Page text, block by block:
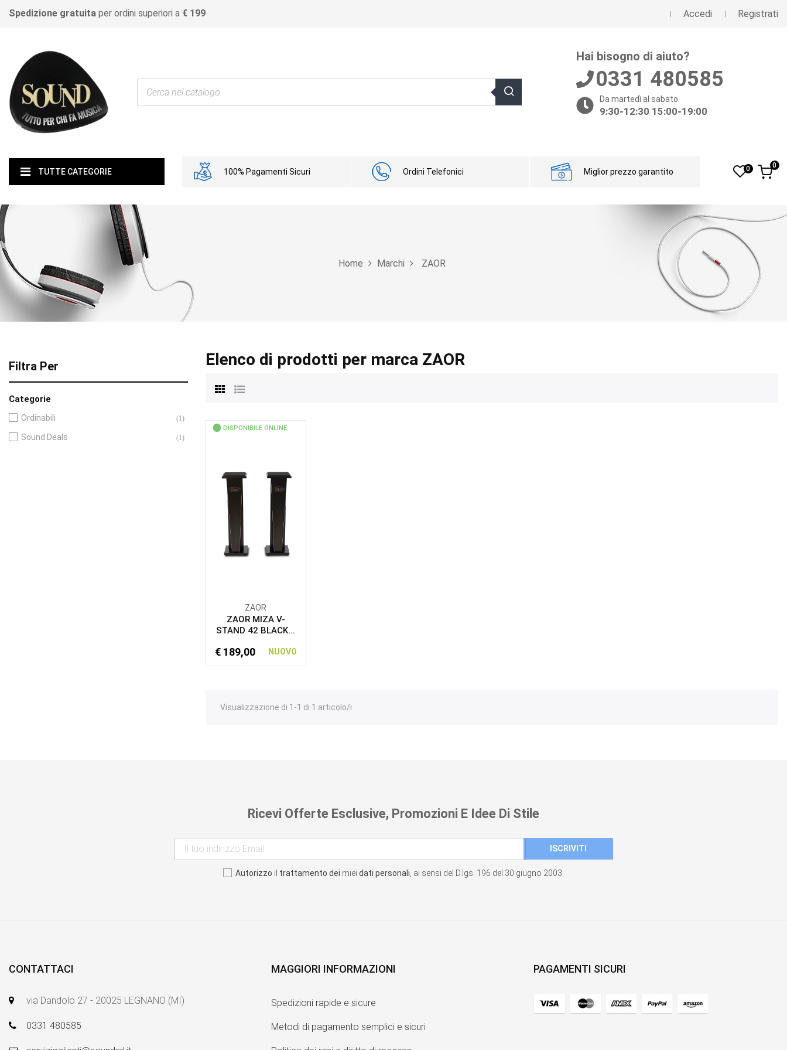
Spedizione gratuita per ordini superiori a € 199 Accedi Registrati
Hai bisogno di aiuto?
0331 480585
Da martedì al sabato.
9:30-12:30 15:00-19:00
TUTTE CATEGORIE 100% Pagamenti Sicuri Ordini Telefonici Miglior prezzo garantito 0 0
Home Marchi ZAOR
Filtra Per
Categorie
Ordinabili (1)
Sound Deals (1)
Elenco di prodotti per marca ZAOR
DISPONIBILE ONLINE
ZAOR
ZAOR MIZA V-
STAND 42 BLACK...
€ 189,00 NUOVO
Visualizzazione di 1-1 di 1 articolo/i
Ricevi Offerte Esclusive, Promozioni E Idee Di Stile
Autorizzo il trattamento dei miei dati personali , ai sensi del D.lgs. 196 del 30 giugno 2003.
CONTATTACI
via Dandolo 27 - 20025 LEGNANO (MI)
0331 480585
MAGGIORI INFORMAZIONI
Spedizioni rapide e sicure
Metodi di pagamento semplici e sicuri
PAGAMENTI SICURI